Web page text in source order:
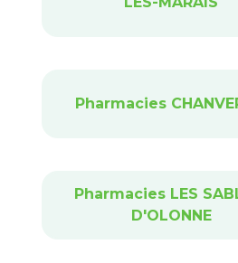
Pharmacies
Pharmacies LES
D'OLONNE